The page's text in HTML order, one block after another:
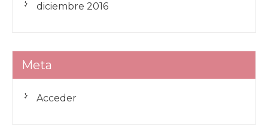
diciembre 2016
Meta
Acceder